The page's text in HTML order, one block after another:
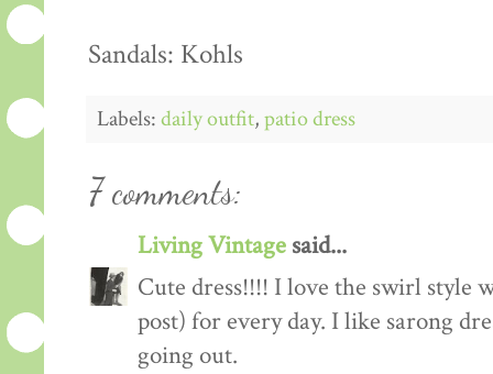
Sandals: Kohls
Labels:daily outfit,patio dress
7 comments:
Living Vintage said...
Cute dress!!!! I love the swirl style
post) for every day. I like sarong
going out.